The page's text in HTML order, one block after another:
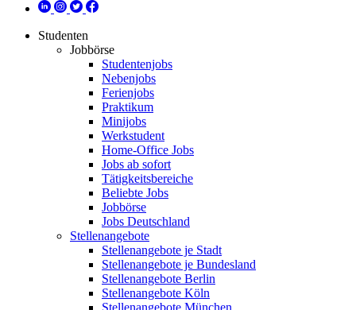
Studenten
Jobbörse
Studentenjobs
Nebenjobs
Ferienjobs
Praktikum
Minijobs
Werkstudent
Home-Office Jobs
Jobs ab sofort
Tätigkeitsbereiche
Beliebte Jobs
Jobbörse
Jobs Deutschland
Stellenangebote
Stellenangebote je Stadt
Stellenangebote je Bundesland
Stellenangebote Berlin
Stellenangebote Köln
Stellenangebote München